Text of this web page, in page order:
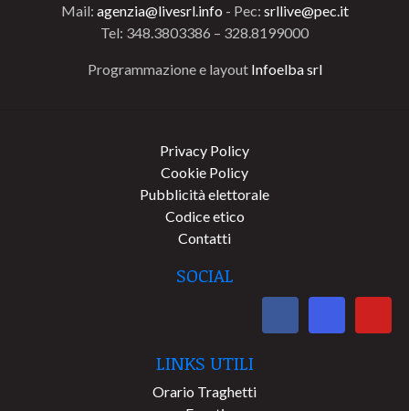
Mail: agenzia@livesrl.info - Pec: srllive@pec.it
Tel: 348.3803386 – 328.8199000
Programmazione e layout Infoelba srl
Privacy Policy
Cookie Policy
Pubblicità elettorale
Codice etico
Contatti
SOCIAL
LINKS UTILI
Orario Traghetti